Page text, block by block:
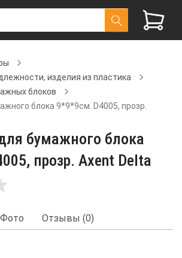
изделия из пластика
блоков
блока 9*9*9см. D4005, прозр.
бумажного блока
прозр. Axent Delta
Фото Отзывы (0)